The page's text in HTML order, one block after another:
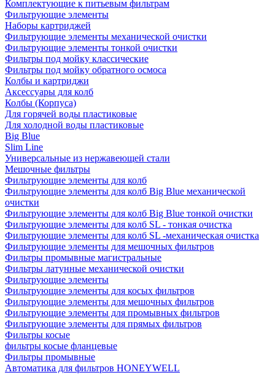
Комплектующие к питьевым фильтрам
Фильтрующие элементы
Наборы картриджей
Фильтрующие элементы механической очистки
Фильтрующие элементы тонкой очистки
Фильтры под мойку классические
Фильтры под мойку обратного осмоса
Колбы и картриджи
Аксессуары для колб
Колбы (Корпуса)
Для горячей воды пластиковые
Для холодной воды пластиковые
Big Blue
Slim Line
Универсальные из нержавеющей стали
Мешочные фильтры
Фильтрующие элементы для колб
Фильтрующие элементы для колб Big Blue механической
очистки
Фильтрующие элементы для колб Big Blue тонкой очистки
Фильтрующие элементы для колб SL - тонкая очистка
Фильтрующие элементы для колб SL -механическая очистка
Фильтрующие элементы для мешочных фильтров
Фильтры промывные магистральные
Фильтры латунные механической очистки
Фильтрующие элементы
Фильтрующие элементы для косых фильтров
Фильтрующие элементы для мешочных фильтров
Фильтрующие элементы для промывных фильтров
Фильтрующие элементы для прямых фильтров
Фильтры косые
фильтры косые фланцевые
Фильтры промывные
Автоматика для фильтров HONEYWELL